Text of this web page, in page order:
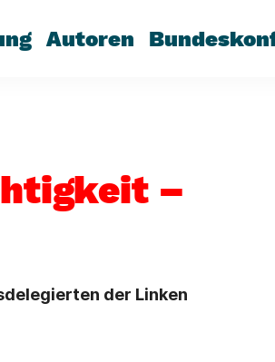
Autoren
–
der Linken